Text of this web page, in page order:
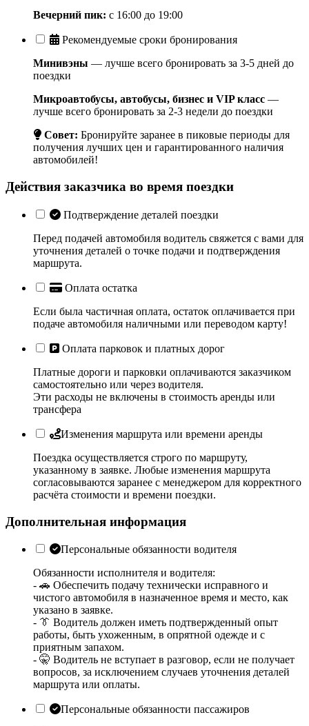
Вечерний пик: с 16:00 до 19:00
Рекомендуемые сроки бронирования
Минивэны — лучше всего бронировать за 3-5 дней до
поездки
Микроавтобусы, автобусы, бизнес и VIP класс —
лучше всего бронировать за 2-3 недели до поездки
Совет: Бронируйте заранее в пиковые периоды для
получения лучших цен и гарантированного наличия
автомобилей!
Действия заказчика во время поездки
Подтверждение деталей поездки
Перед подачей автомобиля водитель свяжется с вами для
уточнения деталей о точке подачи и подтверждения
маршрута.
Оплата остатка
Если была частичная оплата, остаток оплачивается при
подаче автомобиля наличными или переводом карту!
Оплата парковок и платных дорог
Платные дороги и парковки оплачиваются заказчиком
самостоятельно или через водителя.
Эти расходы не включены в стоимость аренды или
трансфера
Изменения маршрута или времени аренды
Поездка осуществляется строго по маршруту,
указанному в заявке. Любые изменения маршрута
согласовываются заранее с менеджером для корректного
расчёта стоимости и времени поездки.
Дополнительная информация
Персональные обязанности водителя
Обязанности исполнителя и водителя:
- 🚗 Обеспечить подачу технически исправного и
чистого автомобиля в назначенное время и место, как
указано в заявке.
- 👔 Водитель должен иметь подтвержденный опыт
работы, быть ухоженным, в опрятной одежде и с
приятным запахом.
- 🤫 Водитель не вступает в разговор, если не получает
вопросов, за исключением случаев уточнения деталей
маршрута или оплаты.
Персональные обязанности пассажиров